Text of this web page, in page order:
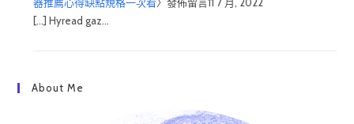
器推薦心得缺點規格一次看〉發佈留言11 7 月, 2022
[…] Hyread gaz…
About Me